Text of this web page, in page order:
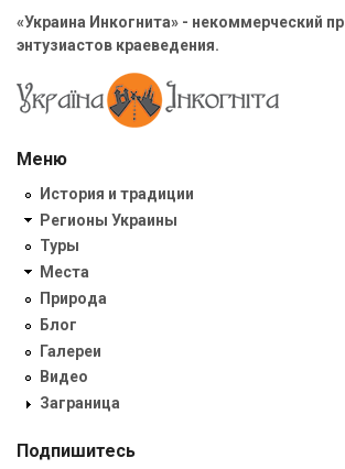
«Украина Инкогнита» - некоммерческий
энтузиастов краеведения.
Меню
История и традиции
Регионы Украины
Туры
Места
Природа
Блог
Галереи
Видео
Заграница
Подпишитесь